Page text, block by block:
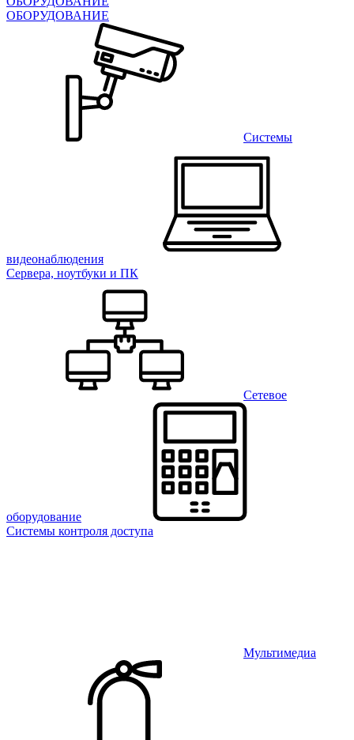
ОБОРУДОВАНИЕ
Системы
видеонаблюдения
Сервера, ноутбуки и ПК
Сетевое
оборудование
Системы контроля доступа
Мультимедиа